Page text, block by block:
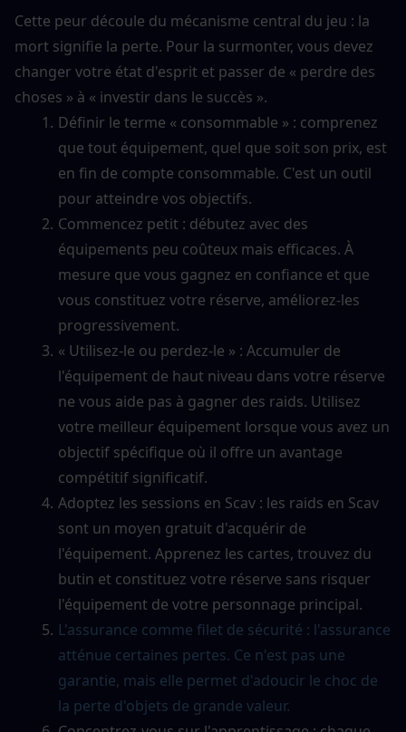
Cette peur découle du mécanisme central du jeu : la
mort signifie la perte. Pour la surmonter, vous devez
changer votre état d'esprit et passer de « perdre des
choses » à « investir dans le succès ».
Définir le terme « consommable » : comprenez
que tout équipement, quel que soit son prix, est
en fin de compte consommable. C'est un outil
pour atteindre vos objectifs.
Commencez petit : débutez avec des
équipements peu coûteux mais efficaces. À
mesure que vous gagnez en confiance et que
vous constituez votre réserve, améliorez-les
progressivement.
« Utilisez-le ou perdez-le » : Accumuler de
l'équipement de haut niveau dans votre réserve
ne vous aide pas à gagner des raids. Utilisez
votre meilleur équipement lorsque vous avez un
objectif spécifique où il offre un avantage
compétitif significatif.
Adoptez les sessions en Scav : les raids en Scav
sont un moyen gratuit d'acquérir de
l'équipement. Apprenez les cartes, trouvez du
butin et constituez votre réserve sans risquer
l'équipement de votre personnage principal.
L'assurance comme filet de sécurité : l'assurance
atténue certaines pertes. Ce n'est pas une
garantie, mais elle permet d'adoucir le choc de
la perte d'objets de grande valeur.